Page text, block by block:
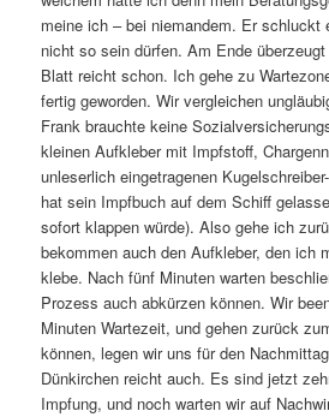
meine ich – bei niemandem. Er schluckt
nicht so sein dürfen. Am Ende
Blatt reicht schon. Ich gehe zu
fertig geworden. Wir vergleichen
Frank brauchte keine
kleinen Aufkleber mit Impfstoff,
unleserlich eingetragenen
hat sein Impfbuch auf dem Schiff
sofort klappen würde). Also gehe ich
bekommen auch den Aufkleber, den ich
klebe. Nach fünf Minuten warten
Prozess auch abkürzen können. Wir
Minuten Wartezeit, und gehen zurück
können, legen wir uns für den
Dünkirchen reicht auch. Es sind jetzt
Impfung, und noch warten wir auf